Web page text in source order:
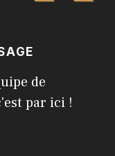
de
par ici !